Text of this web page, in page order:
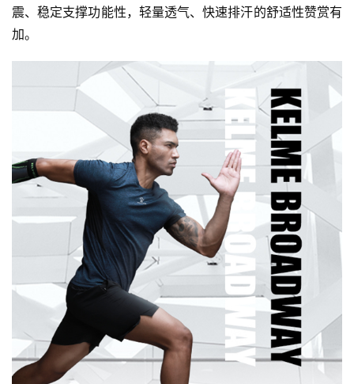
震、稳定支撑功能性，轻量透气、快速排汗的舒适性赞赏有
加。